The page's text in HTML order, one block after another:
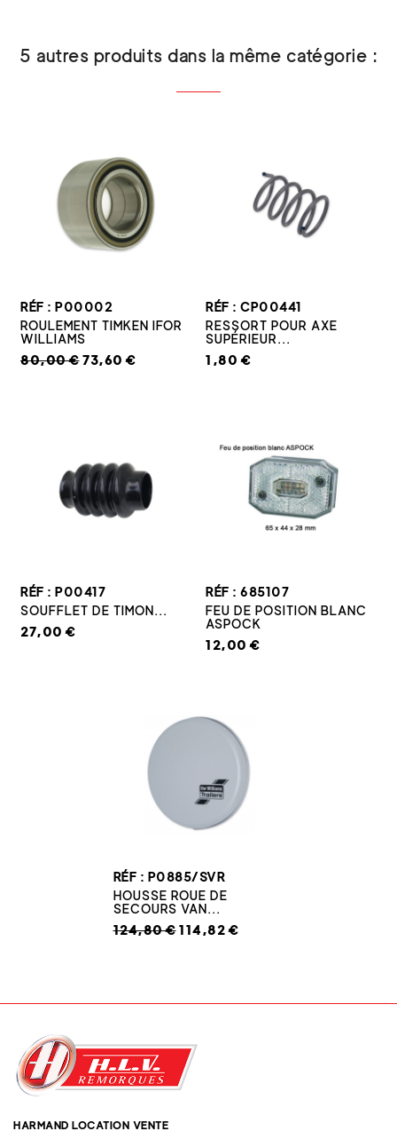
5 autres produits dans la même catégorie :
RÉF : P00002
ROULEMENT TIMKEN IFOR
WILLIAMS
80,00 € 73,60 €
RÉF : CP00441
RESSORT POUR AXE
SUPÉRIEUR...
1,80 €
RÉF : P00417
SOUFFLET DE TIMON...
27,00 €
RÉF : 685107
FEU DE POSITION BLANC
ASPOCK
12,00 €
RÉF : P0885/SVR
HOUSSE ROUE DE
SECOURS VAN...
124,80 € 114,82 €
HARMAND LOCATION VENTE